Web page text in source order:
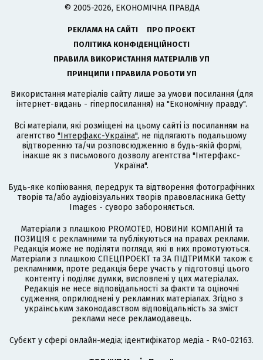
© 2005-2026, ЕКОНОМІЧНА ПРАВДА
РЕКЛАМА НА САЙТІ
ПРО ПРОЄКТ
ПОЛІТИКА КОНФІДЕНЦІЙНОСТІ
ПРАВИЛА ВИКОРИСТАННЯ МАТЕРІАЛІВ УП
ПРИНЦИПИ І ПРАВИЛА РОБОТИ УП
Використання матеріалів сайту лише за умови посилання (для
інтернет-видань - гіперпосилання) на "Економічну правду".
Всі матеріали, які розміщені на цьому сайті із посиланням на
агентство "Інтерфакс-Україна", не підлягають подальшому
відтворенню та/чи розповсюдженню в будь-якій формі,
інакше як з письмового дозволу агентства "Інтерфакс-
Україна".
Будь-яке копіювання, передрук та відтворення фотографічних
творів та/або аудіовізуальних творів правовласника Getty
Images - суворо забороняється.
Матеріали з плашкою PROMOTED, НОВИНИ КОМПАНІЙ та
ПОЗИЦІЯ є рекламними та публікуються на правах реклами.
Редакція може не поділяти погляди, які в них промотуються.
Матеріали з плашкою СПЕЦПРОЄКТ та ЗА ПІДТРИМКИ також є
рекламними, проте редакція бере участь у підготовці цього
контенту і поділяє думки, висловлені у цих матеріалах.
Редакція не несе відповідальності за факти та оціночні
судження, оприлюднені у рекламних матеріалах. Згідно з
українським законодавством відповідальність за зміст
реклами несе рекламодавець.
Cубєкт у сфері онлайн-медіа; ідентифікатор медіа - R40-02163.